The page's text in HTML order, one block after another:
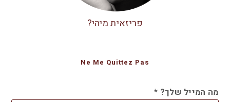
פריזאית מיהי?
Ne Me Quittez Pas
מה המייל שלך? *